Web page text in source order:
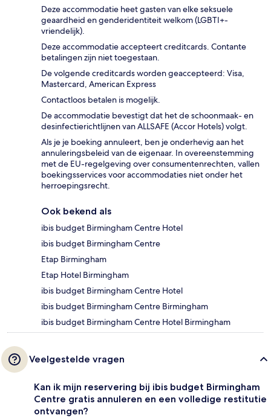
Deze accommodatie heet gasten van elke seksuele
geaardheid en genderidentiteit welkom (LGBTI+-
vriendelijk).
Deze accommodatie accepteert creditcards. Contante
betalingen zijn niet toegestaan.
De volgende creditcards worden geaccepteerd: Visa,
Mastercard, American Express
Contactloos betalen is mogelijk.
De accommodatie bevestigt dat het de schoonmaak- en
desinfectierichtlijnen van ALLSAFE (Accor Hotels) volgt.
Als je je boeking annuleert, ben je onderhevig aan het
annuleringsbeleid van de eigenaar. In overeenstemming
met de EU-regelgeving over consumentenrechten, vallen
boekingsservices voor accommodaties niet onder het
herroepingsrecht.
Ook bekend als
ibis budget Birmingham Centre Hotel
ibis budget Birmingham Centre
Etap Birmingham
Etap Hotel Birmingham
ibis budget Birmingham Centre Hotel
ibis budget Birmingham Centre Birmingham
ibis budget Birmingham Centre Hotel Birmingham
Veelgestelde vragen
Kan ik mijn reservering bij ibis budget Birmingham
Centre gratis annuleren en een volledige restitutie
ontvangen?